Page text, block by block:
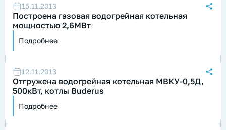
15.11.2013
Построена газовая водогрейная котельная
мощностью 2,6МВт
Подробнее
12.11.2013
Отгружена водогрейная котельная МВКУ-0,5Д,
500кВт, котлы Buderus
Подробнее